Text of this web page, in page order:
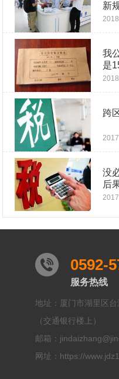
新
我
是
跨
没
后
0592-
服务热线
地址：厦门市湖里区
（交通银行楼上）
邮箱：
网址：https://